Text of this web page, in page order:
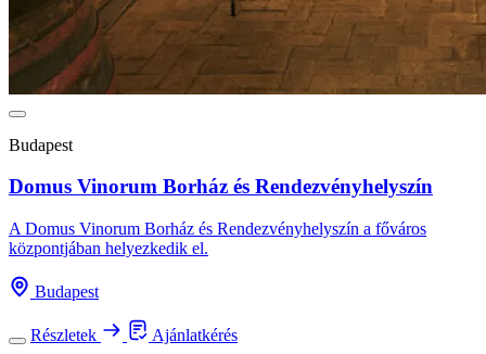
Budapest
Domus Vinorum Borház és Rendezvényhelyszín
A Domus Vinorum Borház és Rendezvényhelyszín a főváros
központjában helyezkedik el.
Budapest
Részletek
Ajánlatkérés